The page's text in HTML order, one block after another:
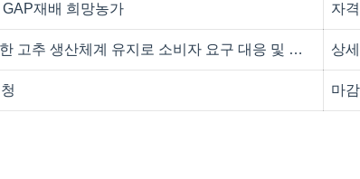
재배 희망농가 자
고추 생산체계 유지로 소비자 요구 대응 및 … 상
마